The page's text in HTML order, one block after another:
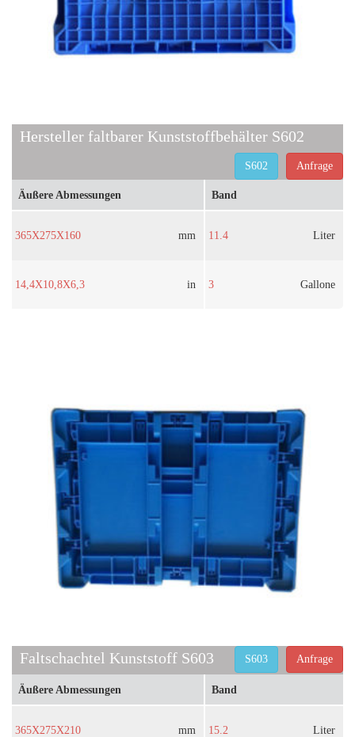
Hersteller faltbarer Kunststoffbehälter S602
Anfrage
S602
Äußere Abmessungen
365X275X160 mm
14,4X10,8X6,3 in
Band
11.4 Liter
3 Gallone
Faltschachtel Kunststoff S603 Anfrage
S603
Äußere Abmessungen
365X275X210 mm
Band
15.2 Liter